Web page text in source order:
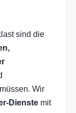
sind die
Wir
Dienste mit